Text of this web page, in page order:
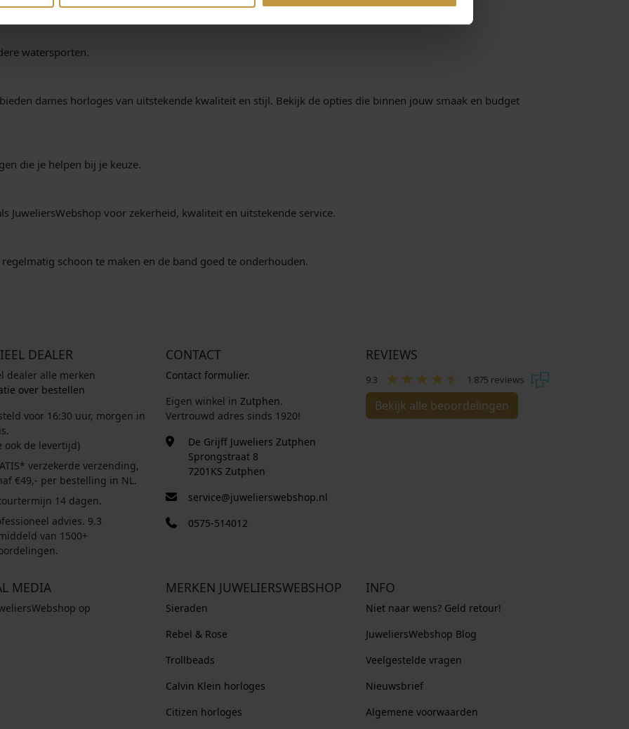
watersporten.
bieden dames horloges van uitstekende kwaliteit en stijl. Bekijk de opties die binnen jouw smaak en budget
die je helpen bij je keuze.
JuweliersWebshop voor zekerheid, kwaliteit en uitstekende service.
schoon te maken en de band goed te onderhouden.
DEALER
dealer alle merken
over bestellen
voor 16:30 uur, morgen in
ook de levertijd)
verzekerde verzending,
€49,- per bestelling in NL.
14 dagen.
advies. 9.3
van 1500+
CONTACT
Contact formulier.
Eigen winkel in Zutphen.
Vertrouwd adres sinds 1920!
De Grijff Juweliers Zutphen
Sprongstraat 8
7201KS Zutphen
service@juwelierswebshop.nl
0575-514012
REVIEWS
9.3 1.875 reviews
Bekijk alle beoordelingen
MEDIA
op
MERKEN JUWELIERSWEBSHOP
Sieraden
Rebel & Rose
Trollbeads
Calvin Klein horloges
Citizen horloges
INFO
Niet naar wens? Geld retour!
JuweliersWebshop Blog
Veelgestelde vragen
Nieuwsbrief
Algemene voorwaarden